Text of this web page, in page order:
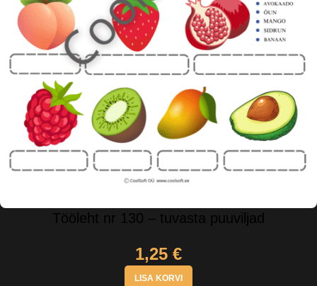
Tööleht nr 130 – tuvasta puuviljad
1,25 €
LISA KORVI